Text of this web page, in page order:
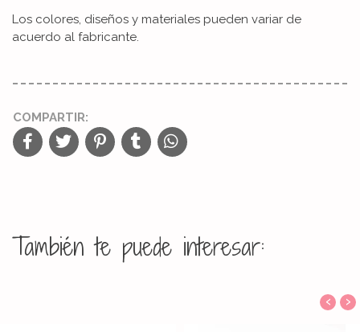
Los colores, diseños y materiales pueden variar de
acuerdo al fabricante.
COMPARTIR:
También te puede interesar:
‹ ›